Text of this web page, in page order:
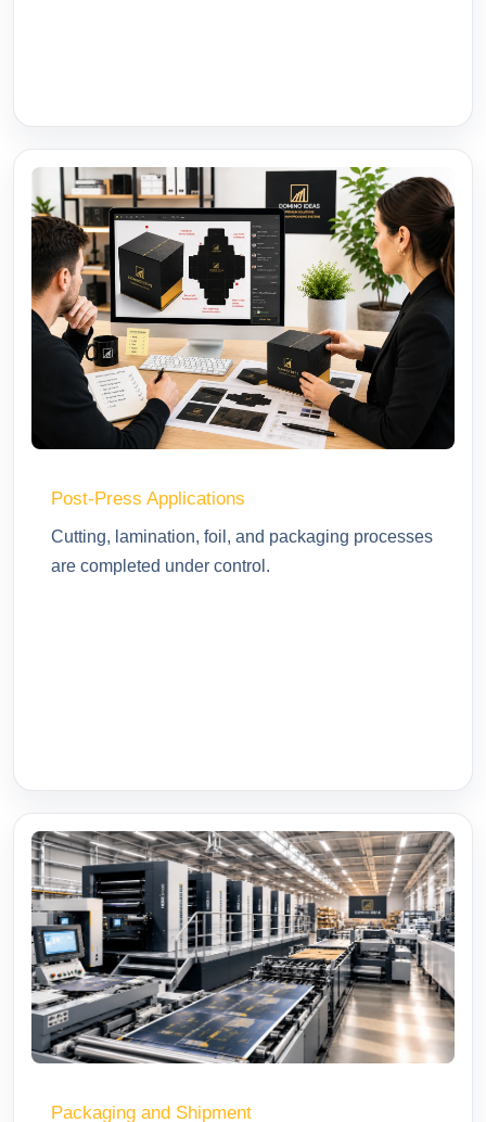
Post-Press Applications
Cutting, lamination, foil, and packaging processes
are completed under control.
Packaging and Shipment